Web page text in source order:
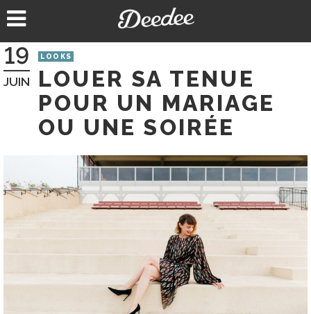
au
19
JUIN
LOOKS
LOUER SA TENUE
POUR UN MARIAGE
OU UNE SOIRÉE